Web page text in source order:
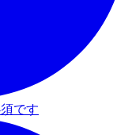
です